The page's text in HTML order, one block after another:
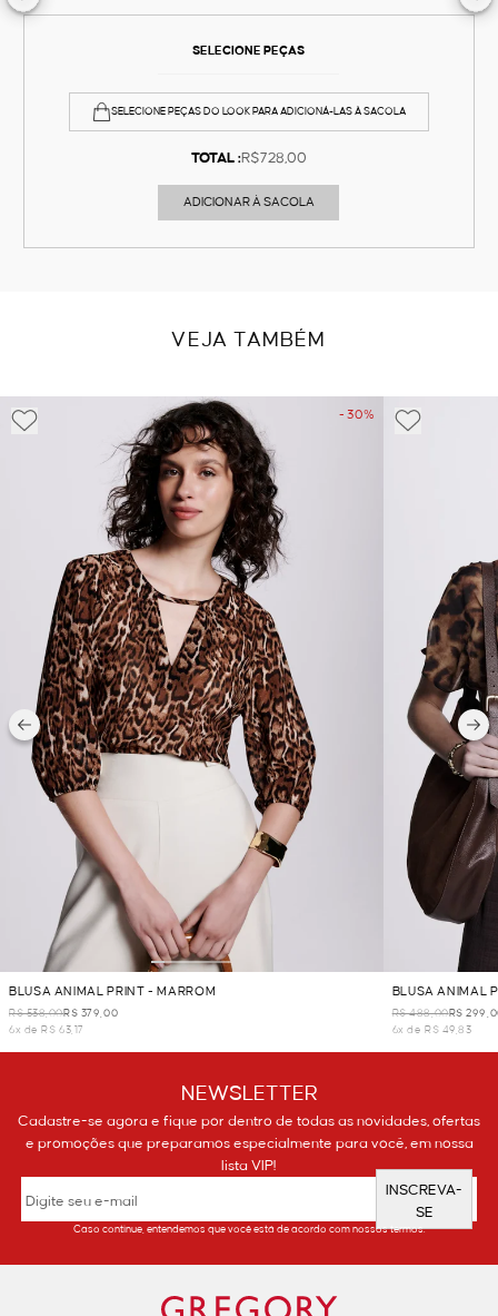
SELECIONE PEÇAS
SELECIONE PEÇAS DO LOOK PARA ADICIONÁ-LAS À SACOLA
TOTAL :R$728,00
ADICIONAR À SACOLA
VEJA TAMBÉM
- 30%
BLUSA ANIMAL PRINT - MARROM
R$ 538,00R$ 379,00
6x de R$ 63,17
BLUSA ANIMAL
R$ 488,00R$
6x de R$ 49,83
NEWSLETTER
Cadastre-se agora e fique por dentro de todas as novidades, ofertas
e promoções que preparamos especialmente para você, em nossa
lista VIP!
INSCREVA-
SE
Caso continue, entendemos que você está de acordo com nossos termos.